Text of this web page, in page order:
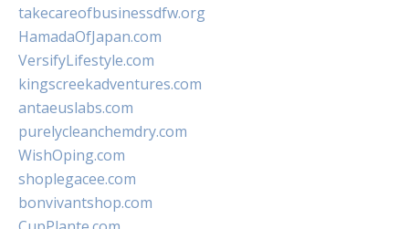
takecareofbusinessdfw.org
HamadaOfJapan.com
VersifyLifestyle.com
kingscreekadventures.com
antaeuslabs.com
purelycleanchemdry.com
WishOping.com
shoplegacee.com
bonvivantshop.com